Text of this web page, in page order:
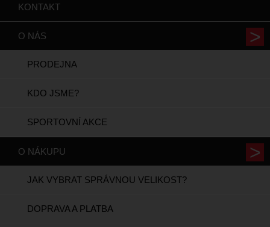
KONTAKT
O NÁS
PRODEJNA
KDO JSME?
SPORTOVNÍ AKCE
O NÁKUPU
JAK VYBRAT SPRÁVNOU VELIKOST?
DOPRAVA A PLATBA